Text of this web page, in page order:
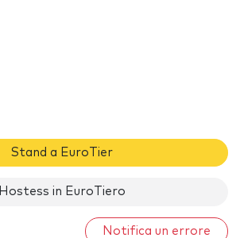
Stand a EuroTier
Hostess in EuroTiero
Notifica un errore